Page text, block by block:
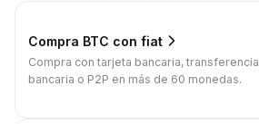
Compra BTC con fiat
Compra con tarjeta bancaria, transferencia
bancaria o P2P en más de 60 monedas.